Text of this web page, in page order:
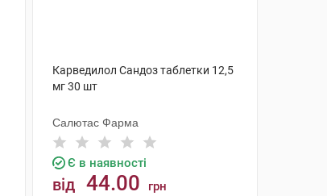
Карведилол Сандоз таблетки 12,5
мг 30 шт
Салютас Фарма
Є в наявності
від 44.00 грн